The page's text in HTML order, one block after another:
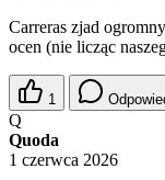
Carreras zjad
ocen (nie licząc
1
Q
Quoda
1 czerwca 2026